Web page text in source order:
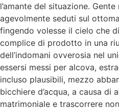
l’amante del situazione.
agevolmente seduti sul
fingendo volesse il cielo che
complice di prodotto in una
dell’indomani ovverosia nel
essersi messi per alcova,
incluso plausibili, mezzo
bicchiere d’acqua, a causa di
matrimoniale e trascorrere